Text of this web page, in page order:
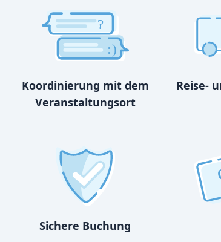
?
:)
Koordinierung mit dem
Veranstaltungsort
Reise-
Sichere Buchung